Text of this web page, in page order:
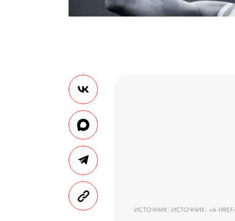
ИСТОЧНИК: ИСТОЧНИК: <A